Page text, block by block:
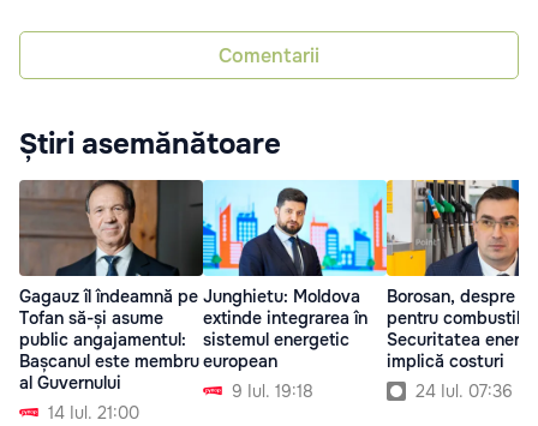
Comentarii
Știri asemănătoare
Gagauz îl îndeamnă pe
Tofan să-și asume
public angajamentul:
Bașcanul este membru
al Guvernului
14 Iul. 21:00
Junghietu: Moldova
extinde integrarea în
sistemul energetic
european
9 Iul. 19:18
Borosan, despre
pentru
Securitatea
implică costuri
24 Iul. 07:36